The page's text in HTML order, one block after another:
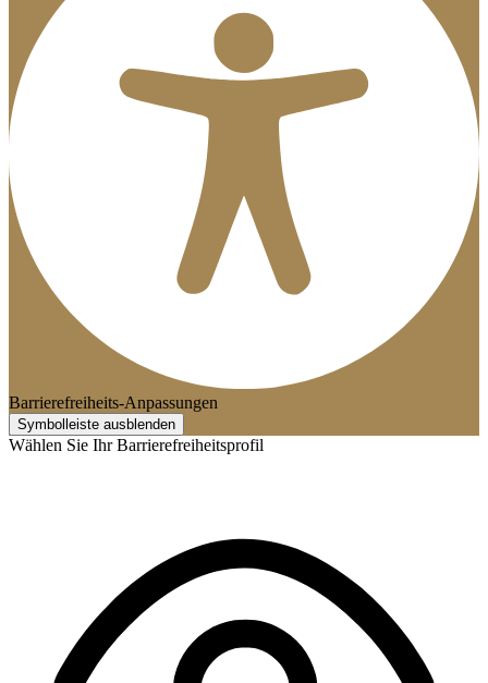
Barrierefreiheits-Anpassungen
Symbolleiste ausblenden
Wählen Sie Ihr Barrierefreiheitsprofil